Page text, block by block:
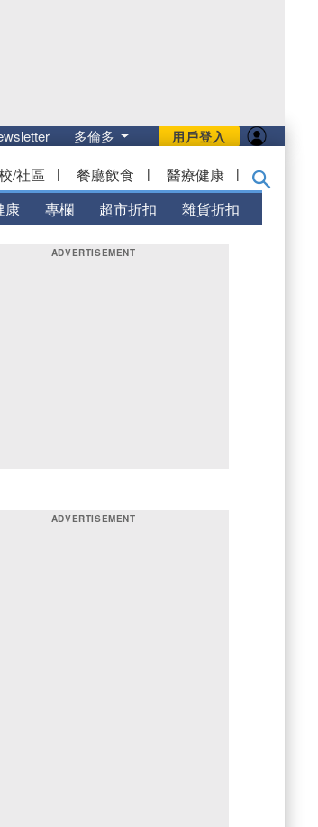
用戶登入
多倫多
/社區 | 餐廳飲食 | 醫療健康 |
康 專欄 超市折扣 雜貨折扣